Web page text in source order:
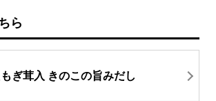
ら
ぎ茸入 きのこの旨みだし